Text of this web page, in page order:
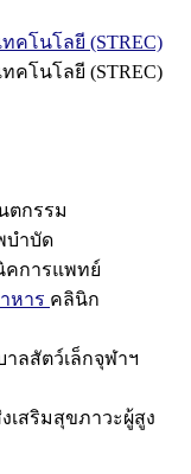
คโนโลยี (STREC)
คโนโลยี (STREC)
ตกรรม
บำบัด
คการแพทย์
หาร คลินิก
าลสัตว์เล็กจุฬาฯ
เสริมสุขภาวะผู้สูง